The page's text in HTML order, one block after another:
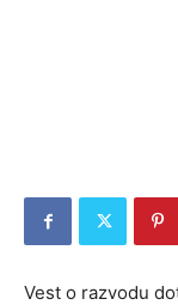
Vest o razvodu